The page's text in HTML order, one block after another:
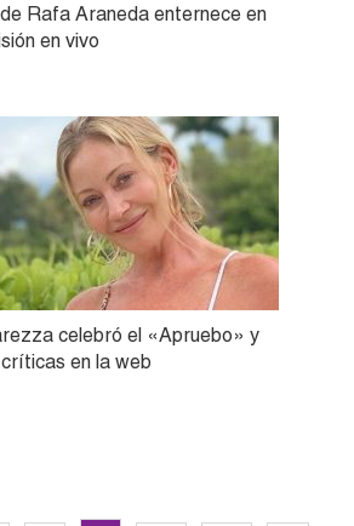
Rafa Araneda enternece en
en vivo
celebró el «Apruebo» y
en la web